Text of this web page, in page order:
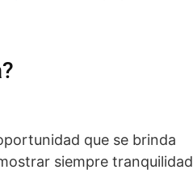
que se brinda
siempre tranquilidad